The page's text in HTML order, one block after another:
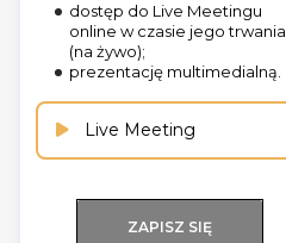
dostęp do Live Meetingu
online w czasie jego trwania
(na żywo);
prezentację multimedialną.
Live Meeting
ZAPISZ SIĘ